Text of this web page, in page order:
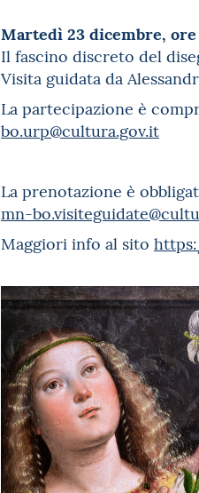
Martedì 23 dicembre, ore
Il fascino discreto del
Visita guidata da
La partecipazione è
bo.urp@cultura.gov.it
La prenotazione è
mn-
Maggiori info al sito